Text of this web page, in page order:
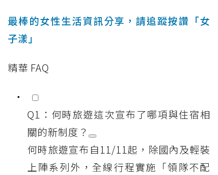
最棒的女性生活資訊分享，請追蹤按讚「女
子漾」
精華 FAQ
Q1：何時旅遊這次宣布了哪項與住宿相
關的新制度？
何時旅遊宣布自11/11起，除國內及輕裝
上陣系列外，全線行程實施「領隊不配